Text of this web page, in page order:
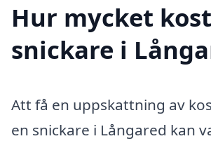
Hur mycket
snickare i
Att få en uppskattning av
en snickare i Långared kan